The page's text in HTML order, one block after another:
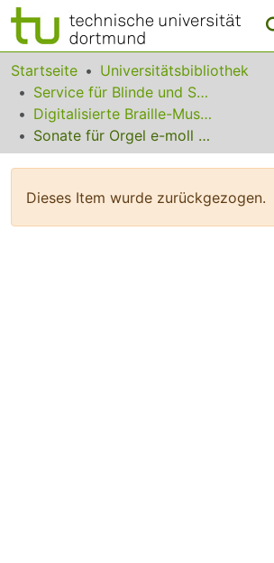
Bereiche & Sammlungen
Das gesamte Repositorium
Statistiken
Startseite
Universitätsbibliothek
Service für Blinde und Sehbehinderte
Digitalisierte Braille-Musik-Matrizen des VzfB
Sonate für Orgel e-moll op. 19
Dieses Item wurde zurückgezogen.